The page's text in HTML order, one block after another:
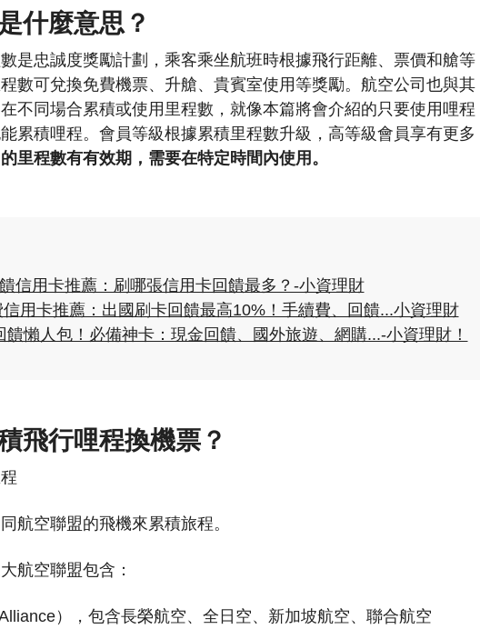
什麼意思？
是忠誠度獎勵計劃，乘客乘坐航班時根據飛行距離、票價和艙等
數可兌換免費機票、升艙、貴賓室使用等獎勵。航空公司也與其
不同場合累積或使用里程數， 就像本篇將會介紹的只要使用哩程
累積哩程。會員等級根據累積里程數升級，高等級會員享有更多
里程數有有效期，需要在特定時間內使用。
信用卡推薦：刷哪張信用卡回饋最多？-小資理財
用卡推薦：出國刷卡回饋最高10%！手續費、回饋...小資理財
饋懶人包！必備神卡：現金回饋、國外旅遊、網購...-小資理財！
飛行哩程換機票？
航空聯盟的飛機來累積旅程。
航空聯盟包含：
），包含長榮航空、全日空、新加坡航空、聯合航空